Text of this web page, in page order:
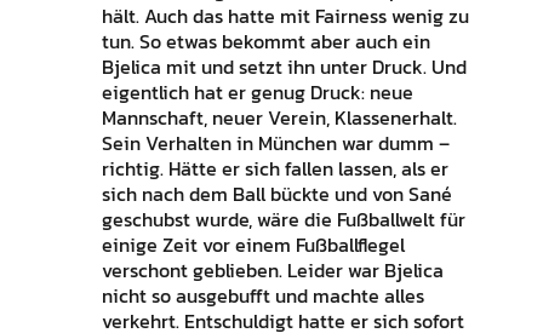
hält. Auch das hatte mit Fairness wenig zu
tun. So etwas bekommt aber auch ein
Bjelica mit und setzt ihn unter Druck. Und
eigentlich hat er genug Druck: neue
Mannschaft, neuer Verein, Klassenerhalt.
Sein Verhalten in München war dumm –
richtig. Hätte er sich fallen lassen, als er
sich nach dem Ball bückte und von Sané
geschubst wurde, wäre die Fußballwelt für
einige Zeit vor einem Fußballflegel
verschont geblieben. Leider war Bjelica
nicht so ausgebufft und machte alles
verkehrt. Entschuldigt hatte er sich sofort